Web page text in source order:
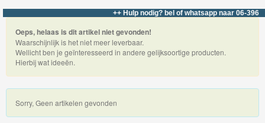
&
Road
Märklin
My
World
Treinen
++ Hulp nodig? bel of whatsapp naar 06-
Oeps, helaas is dit artikel niet gevonden!
Waarschijnlijk is het niet meer leverbaar.
Wellicht ben je geïnteresseerd in andere gelijksoortige producten.
Hierbij wat ideeën.
Sorry, Geen artikelen gevonden